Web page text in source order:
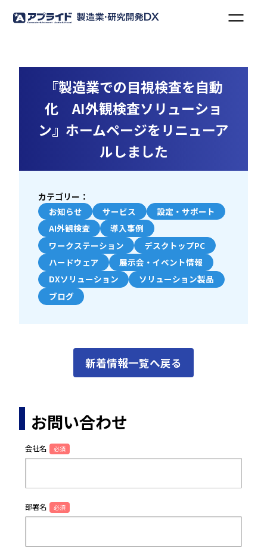
『製造業での目視検査を自動
化 AI外観検査ソリューショ
ン』ホームページをリニューア
ルしました
カテゴリー：
お知らせ
サービス
設定・サポート
AI外観検査
導入事例
ワークステーション
デスクトップPC
ハードウェア
展示会・イベント情報
DXソリューション
ソリューション製品
ブログ
新着情報一覧へ戻る
お問い合わせ
会社名 必須
部署名 必須